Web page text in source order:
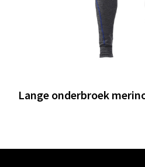
Lange onderbroek